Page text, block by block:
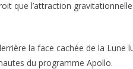
que l’attraction
la face cachée de la Lune
du programme Apollo.